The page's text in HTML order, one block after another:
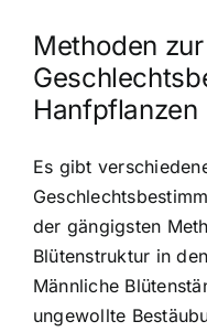
Methoden zur
Hanfpflanzen
Es gibt
der gängigsten
Blütenstruktur in
Männliche
ungewollte